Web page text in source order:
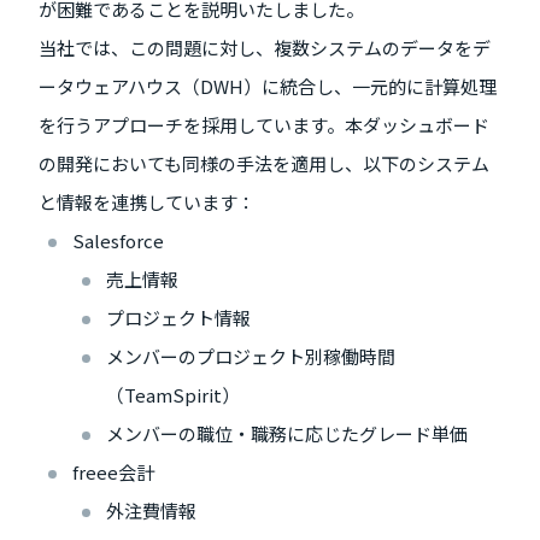
が困難であることを説明いたしました。
当社では、この問題に対し、複数システムのデータをデ
ータウェアハウス（DWH）に統合し、一元的に計算処理
を行うアプローチを採用しています。本ダッシュボード
の開発においても同様の手法を適用し、以下のシステム
と情報を連携しています：
Salesforce
売上情報
プロジェクト情報
メンバーのプロジェクト別稼働時間
（TeamSpirit）
メンバーの職位・職務に応じたグレード単価
freee会計
外注費情報